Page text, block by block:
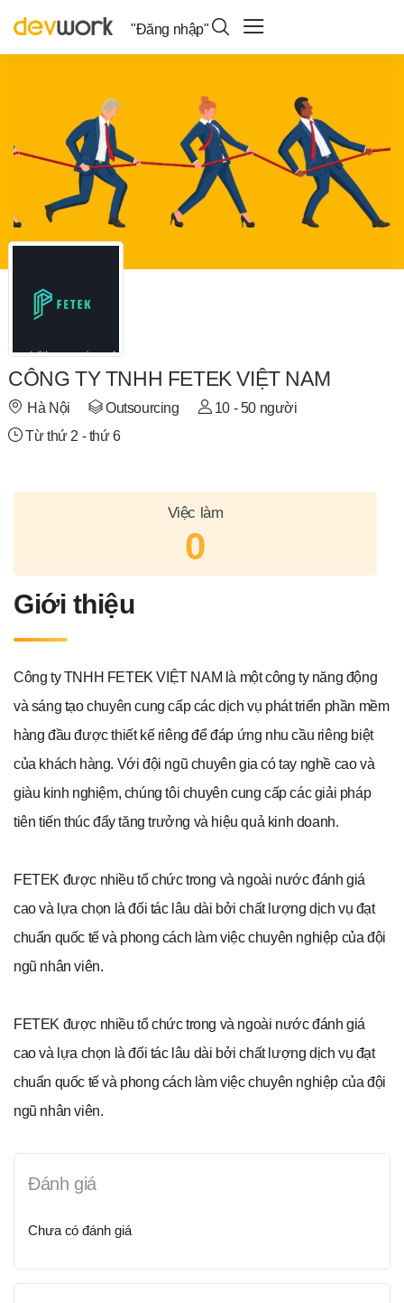
"Đăng nhập"
Việc làm
0
CÔNG TY TNHH FETEK VIỆT NAM
Hà Nội Outsourcing
10 - 50 người
Từ thứ 2 - thứ 6
Giới thiệu
Công ty TNHH FETEK VIỆT NAM là một công ty năng động
và sáng tạo chuyên cung cấp các dịch vụ phát triển phần mềm
hàng đầu được thiết kế riêng để đáp ứng nhu cầu riêng biệt
của khách hàng. Với đội ngũ chuyên gia có tay nghề cao và
giàu kinh nghiệm, chúng tôi chuyên cung cấp các giải pháp
tiên tiến thúc đẩy tăng trưởng và hiệu quả kinh doanh.
FETEK được nhiều tổ chức trong và ngoài nước đánh giá
cao và lựa chọn là đối tác lâu dài bởi chất lượng dịch vụ đạt
chuẩn quốc tế và phong cách làm việc chuyên nghiệp của đội
ngũ nhân viên.
FETEK được nhiều tổ chức trong và ngoài nước đánh giá
cao và lựa chọn là đối tác lâu dài bởi chất lượng dịch vụ đạt
chuẩn quốc tế và phong cách làm việc chuyên nghiệp của đội
ngũ nhân viên.
Đánh giá
Chưa có đánh giá